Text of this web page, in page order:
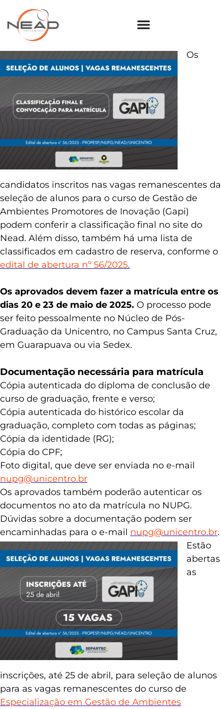
Os
candidatos inscritos nas vagas remanescentes da
seleção de alunos para o curso de Gestão de
Ambientes Promotores de Inovação (Gapi)
podem conferir a classificação final no site do
Nead. Além disso, também há uma lista de
classificados em cadastro de reserva, conforme o
edital de abertura nº 56/2025.
Os aprovados devem fazer a matrícula entre os
dias 20 e 23 de maio de 2025. O processo pode
ser feito pessoalmente no Núcleo de Pós-
Graduação da Unicentro, no Campus Santa Cruz,
em Guarapuava ou via Sedex.
Documentação necessária para matrícula
Cópia autenticada do diploma de conclusão de
curso de graduação, frente e verso;
Cópia autenticada do histórico escolar da
graduação, completo com todas as páginas;
Cópia da identidade (RG);
Cópia do CPF;
Foto digital, que deve ser enviada no e-mail
nupg@unicentro.br
Os aprovados também poderão autenticar os
documentos no ato da matrícula no NUPG.
Dúvidas sobre a documentação podem ser
encaminhadas para o e-mail nupg@unicentro.br.
Estão
abertas
as
inscrições, até 25 de abril, para seleção de alunos
para as vagas remanescentes do curso de
Especialização em Gestão de Ambientes